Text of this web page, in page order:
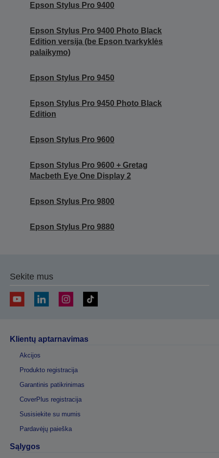
Epson Stylus Pro 9400
Epson Stylus Pro 9400 Photo Black
Edition versija (be Epson tvarkyklės
palaikymo)
Epson Stylus Pro 9450
Epson Stylus Pro 9450 Photo Black
Edition
Epson Stylus Pro 9600
Epson Stylus Pro 9600 + Gretag
Macbeth Eye One Display 2
Epson Stylus Pro 9800
Epson Stylus Pro 9880
Sekite mus
Klientų aptarnavimas
Akcijos
Produkto registracija
Garantinis patikrinimas
CoverPlus registracija
Susisiekite su mumis
Pardavėjų paieška
Sąlygos